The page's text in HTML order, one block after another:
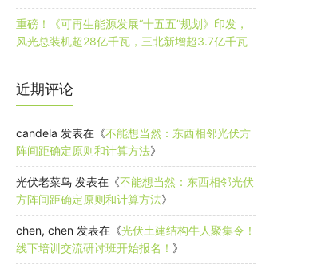
重磅！《可再生能源发展“十五五”规划》印发，
风光总装机超28亿千瓦，三北新增超3.7亿千瓦
近期评论
candela 发表在《不能想当然：东西相邻光伏方
阵间距确定原则和计算方法》
光伏老菜鸟 发表在《不能想当然：东西相邻光伏
方阵间距确定原则和计算方法》
chen, chen 发表在《光伏土建结构牛人聚集令！
线下培训交流研讨班开始报名！ 》